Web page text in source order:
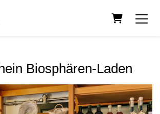
Warenkorb
Biosphären-Laden